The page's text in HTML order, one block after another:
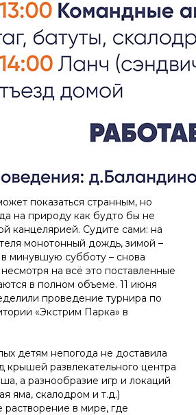
показаться странным, но
на природу как будто бы не
канцелярией. Судите сами: на
монотонный дождь, зимой –
в минувшую субботу – снова
на всё это поставленные
в полном объеме. 11 июня
проведение турнира по
«Экстрим Парка» в
детям непогода не доставила
крышей развлекательного центра
а разнообразие игр и локаций
яма, скалодром и т.д.)
растворение в мире, где